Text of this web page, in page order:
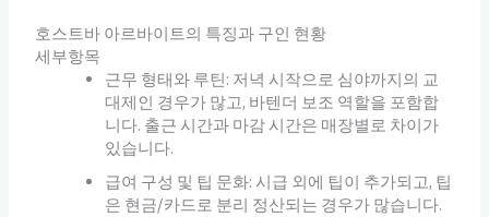
호스트바 아르바이트의 특징과 구인 현황
세부항목
근무 형태와 루틴: 저녁 시작으로 심야까지의 교
대제인 경우가 많고, 바텐더 보조 역할을 포함합
니다. 출근 시간과 마감 시간은 매장별로 차이가
있습니다.
급여 구성 및 팁 문화: 시급 외에 팁이 추가되고, 팁
은 현금/카드로 분리 정산되는 경우가 많습니다.